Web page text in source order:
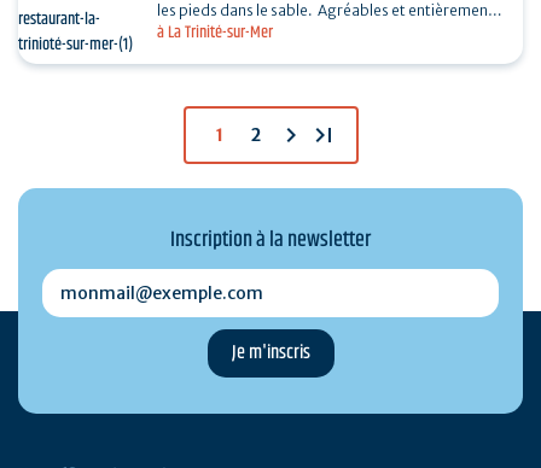
à La Trinité-sur-Mer
les pieds dans le sable. Agréables et entièrement
refaites en 2019, avec un nouveau concept…
1 2 chevron_right last_page
Inscription à la newsletter
monmail@exemple.com